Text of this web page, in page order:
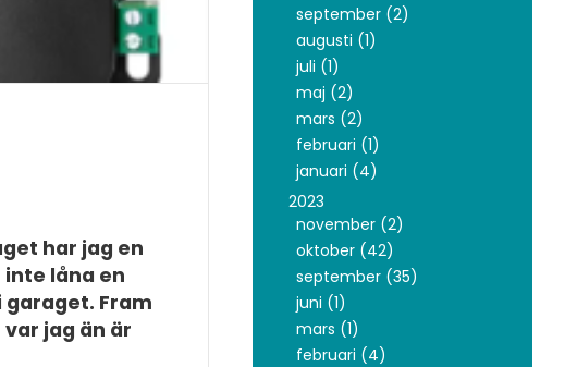
har jag en
låna en
garaget. Fram
jag än är
september (2)
augusti (1)
juli (1)
maj (2)
mars (2)
februari (1)
januari (4)
2023
november (2)
oktober (42)
september (35)
juni (1)
mars (1)
februari (4)